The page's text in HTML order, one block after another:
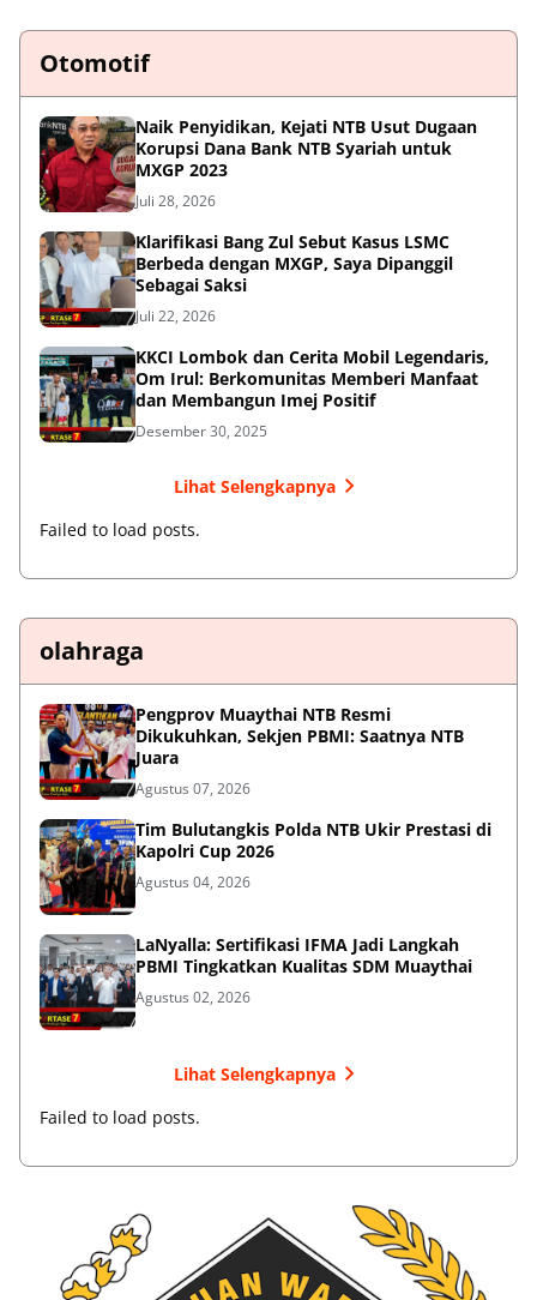
Otomotif
Naik Penyidikan, Kejati NTB Usut Dugaan
Korupsi Dana Bank NTB Syariah untuk
MXGP 2023
Juli 28, 2026
Klarifikasi Bang Zul Sebut Kasus LSMC
Berbeda dengan MXGP, Saya Dipanggil
Sebagai Saksi
Juli 22, 2026
KKCI Lombok dan Cerita Mobil Legendaris,
Om Irul: Berkomunitas Memberi Manfaat
dan Membangun Imej Positif
Desember 30, 2025
Lihat Selengkapnya
Failed to load posts.
olahraga
Pengprov Muaythai NTB Resmi
Dikukuhkan, Sekjen PBMI: Saatnya NTB
Juara
Agustus 07, 2026
Tim Bulutangkis Polda NTB Ukir Prestasi di
Kapolri Cup 2026
Agustus 04, 2026
LaNyalla: Sertifikasi IFMA Jadi Langkah
PBMI Tingkatkan Kualitas SDM Muaythai
Agustus 02, 2026
Lihat Selengkapnya
Failed to load posts.